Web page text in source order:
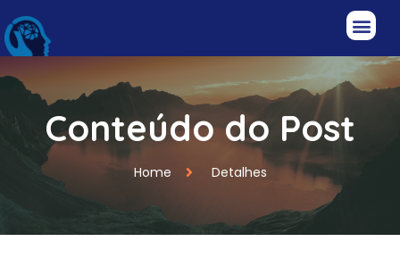
Conteúdo do Post
Home Detalhes